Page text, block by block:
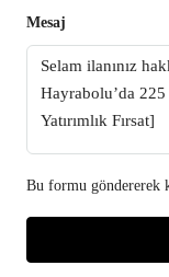
Mesaj
Bu formu göndererek